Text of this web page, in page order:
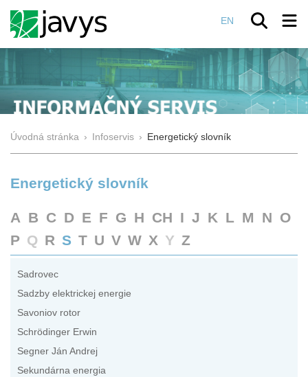
EN
Úvodná stránka › Infoservis › Energetický slovník
Energetický slovník
A B C D E F G H CH I J K L M N O
P Q R S T U V W X Y Z
Sadrovec
Sadzby elektrickej energie
Savoniov rotor
Schrödinger Erwin
Segner Ján Andrej
Sekundárna energia